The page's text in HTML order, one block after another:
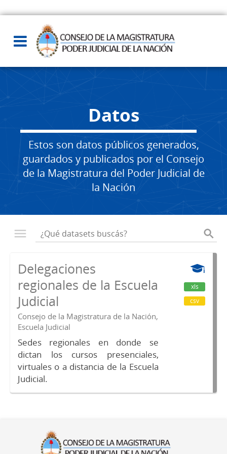
Datos
Estos son datos públicos generados,
guardados y publicados por el Consejo
de la Magistratura del Poder Judicial de
la Nación
Delegaciones
regionales de la Escuela
Judicial
Consejo de la Magistratura de la Nación,
Escuela Judicial
Sedes regionales en donde se
dictan los cursos presenciales,
virtuales o a distancia de la Escuela
Judicial.
xls
csv